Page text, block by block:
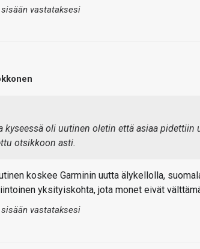
sisään vastataksesi
kyseessä oli uutinen oletin että asiaa
otsikkoon asti.
koskee Garminin uutta älykellolla,
yksityiskohta, jota monet eivät
sisään vastataksesi